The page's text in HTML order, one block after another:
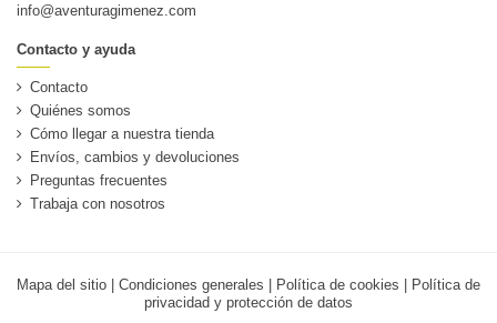
info@aventuragimenez.com
Contacto y ayuda
Contacto
Quiénes somos
Cómo llegar a nuestra tienda
Envíos, cambios y devoluciones
Preguntas frecuentes
Trabaja con nosotros
Mapa del sitio Condiciones generales Política de cookies
Política de
privacidad y protección de datos